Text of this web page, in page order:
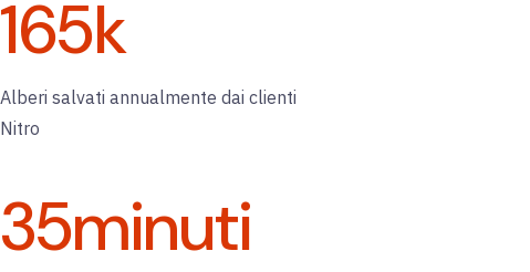
165k
Alberi salvati annualmente dai clienti
Nitro
35minuti